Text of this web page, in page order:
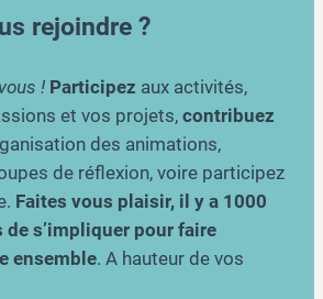
rejoindre ?
! Participez aux activités,
et vos projets,contribuez
des animations,
de réflexion, voire participez
Faites vous plaisir, il y a 1000
de s’impliquer pour faire
ensemble. A hauteur de vos